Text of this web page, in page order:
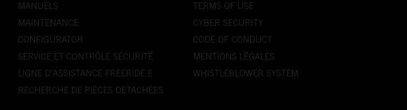
MANUELS
MAINTENANCE
CONFIGURATOR
SERVICE ET CONTRÔLE SÉCURITÉ
LIGNE D’ASSISTANCE FREERIDE E
RECHERCHE DE PIÈCES DÉTACHÉES
TERMS OF USE
CYBER SECURITY
CODE OF CONDUCT
MENTIONS LÉGALES
WHISTLEBLOWER SYSTEM